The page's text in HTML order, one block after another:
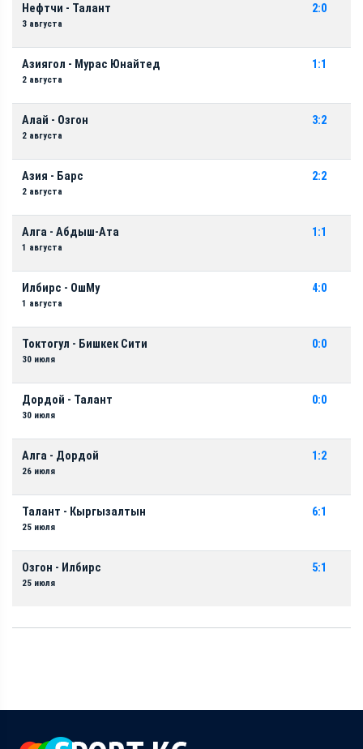
Нефтчи - Талант
3 августа
2:0
Азиягол - Мурас Юнайтед
2 августа
1:1
Алай - Озгон
2 августа
3:2
Азия - Барс
2 августа
2:2
Алга - Абдыш-Ата
1 августа
1:1
Илбирс - ОшМу
1 августа
4:0
Токтогул - Бишкек Сити
30 июля
0:0
Дордой - Талант
30 июля
0:0
Алга - Дордой
26 июля
1:2
Талант - Кыргызалтын
25 июля
6:1
Озгон - Илбирс
25 июля
5:1